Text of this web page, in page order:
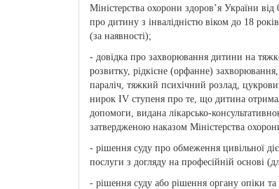
Міністерства охорони здоров’я України
про дитину з інвалідністю віком до 18
(за наявності);
- довідка про захворювання дитини на
розвитку, рідкісне (орфанне)
параліч, тяжкий психічний розлад,
нирок IV ступеня про те, що дитина
допомоги, видана лікарсько-
затвердженою наказом Міністерства
- рішення суду про обмеження цивільної
послуги з догляду на професійній основі
- рішення суду або рішення органу опіки